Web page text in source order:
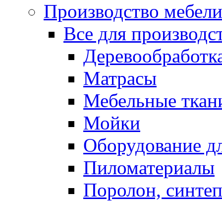
Производство мебели
Все для
Матрасы
Мебельные
Мойки
Оборудование
Пиломатериалы
Поролон,